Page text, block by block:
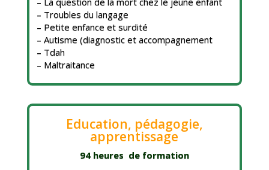
– Troubles du langage
– Petite enfance et surdité
– Autisme (diagnostic et accompagnement
– Tdah
– Maltraitance
Education, pédagogie,
apprentissage
94 heures de formation